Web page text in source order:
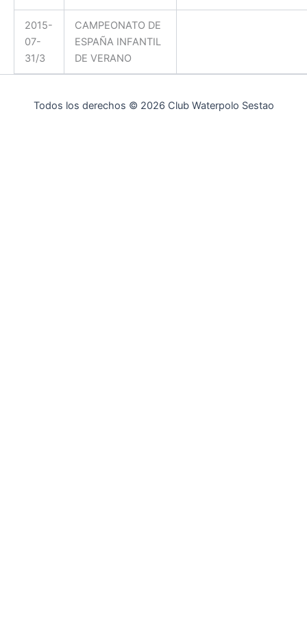
2015-
07-
31/3
CAMPEONATO DE
ESPAÑA INFANTIL
DE VERANO
Todos los derechos © 2026 Club Waterpolo Sestao